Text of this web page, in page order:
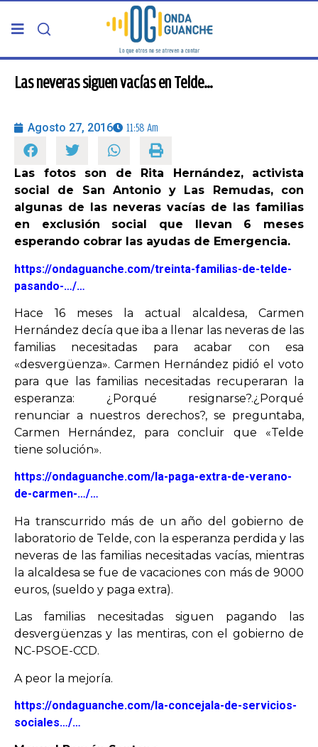
GRAN CANARIA
CANARIAS
5ª COLUMNA
CARTAS DEL DIRECTOR
ENTREVISTAS
OPINIÓN
PROGRAMAS
Las neveras siguen vacías en Telde…
Agosto 27, 2016 11:58 Am
Las fotos son de Rita Hernández, activista
social de San Antonio y Las Remudas, con
algunas de las neveras vacías de las familias
en exclusión social que llevan 6 meses
esperando cobrar las ayudas de Emergencia.
https://ondaguanche.com/treinta-familias-de-telde-
pasando-…/…
Hace 16 meses la actual alcaldesa, Carmen
Hernández decía que iba a llenar las neveras de las
familias necesitadas para acabar con esa
«desvergüenza». Carmen Hernández pidió el voto
para que las familias necesitadas recuperaran la
esperanza: ¿Porqué resignarse?.¿Porqué
renunciar a nuestros derechos?, se preguntaba,
Carmen Hernández, para concluir que «Telde
tiene solución».
https://ondaguanche.com/la-paga-extra-de-verano-
de-carmen-…/…
Ha transcurrido más de un año del gobierno de
laboratorio de Telde, con la esperanza perdida y las
neveras de las familias necesitadas vacías, mientras
la alcaldesa se fue de vacaciones con más de 9000
euros, (sueldo y paga extra).
Las familias necesitadas siguen pagando las
desvergüenzas y las mentiras, con el gobierno de
NC-PSOE-CCD.
A peor la mejoría.
https://ondaguanche.com/la-concejala-de-servicios-
sociales…/…